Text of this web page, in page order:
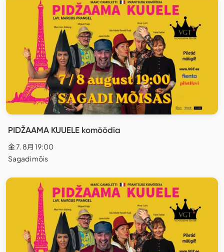
PIDŽAAMA KUUELE komöödia
金 7. 8月 19:00
Sagadi mõis